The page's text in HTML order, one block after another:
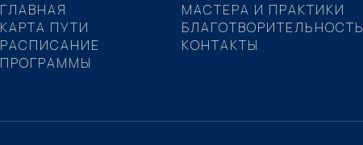
ГЛАВНАЯ
КАРТА ПУТИ
РАСПИСАНИЕ
ПРОГРАММЫ
МАСТЕРА И ПРАКТИКИ
БЛАГОТВОРИТЕЛЬНОСТЬ
КОНТАКТЫ